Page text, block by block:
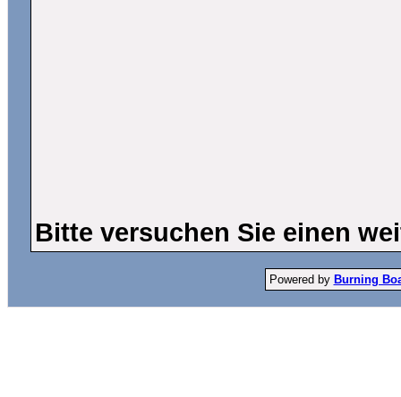
Bitte versuchen Sie einen
Powered by Burning